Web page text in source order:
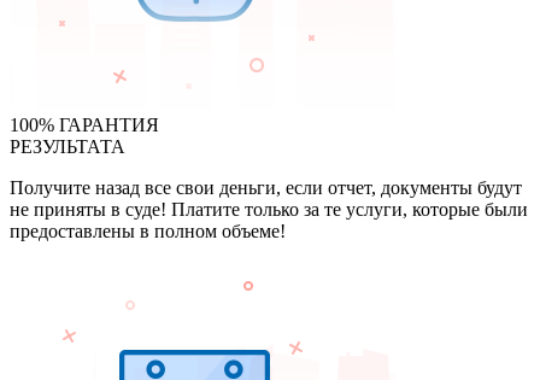
100% ГАРАНТИЯ
РЕЗУЛЬТАТА
Получите назад все свои деньги, если отчет, документы будут
не приняты в суде! Платите только за те услуги, которые были
предоставлены в полном объеме!